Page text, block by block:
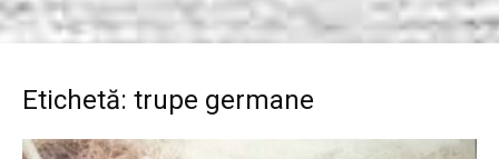
Etichetă: trupe germane